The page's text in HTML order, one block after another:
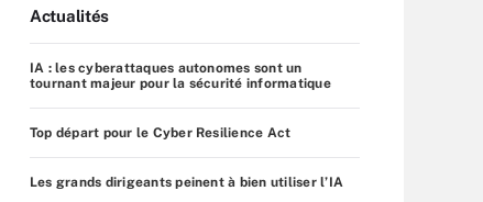
Actualités
IA : les cyberattaques autonomes sont un
tournant majeur pour la sécurité informatique
Top départ pour le Cyber Resilience Act
Les grands dirigeants peinent à bien utiliser l’IA